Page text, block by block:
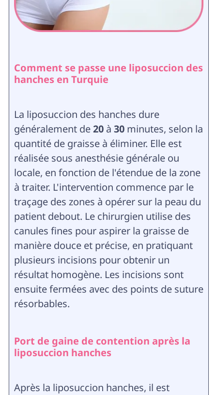
Comment se passe une liposuccion des
hanches en Turquie
La liposuccion des hanches dure
généralement de20à 30minutes, selon la
quantité de graisse à éliminer. Elle est
réalisée sous anesthésie générale ou
locale, en fonction de l'étendue de la zone
à traiter. L'intervention commence par le
traçage des zones à opérer sur la peau du
patient debout. Le chirurgien utilise des
canules fines pour aspirer la graisse de
manière douce et précise, en pratiquant
plusieurs incisions pour obtenir un
résultat homogène. Les incisions sont
ensuite fermées avec des points de suture
résorbables.
Port de gaine de contention après la
liposuccion hanches
Après la liposuccion hanches, il est